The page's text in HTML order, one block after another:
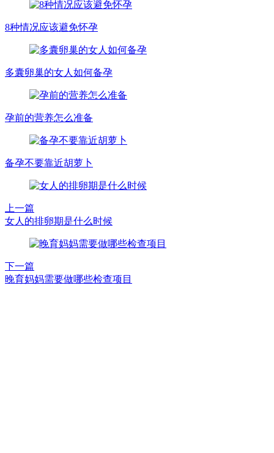
8种情况应该避免怀孕
多囊卵巢的女人如何备孕
孕前的营养怎么准备
备孕不要靠近胡萝卜
上一篇
女人的排卵期是什么时候
下一篇
晚育妈妈需要做哪些检查项目